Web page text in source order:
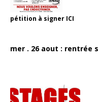
pétition à signer ICI
mer . 26 aout : rentrée